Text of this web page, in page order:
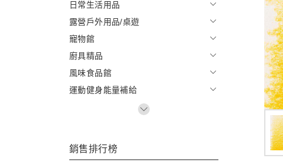
日常生活用品
露營戶外用品/桌遊
寵物館
廚具精品
風味食品館
運動健身能量補給
銷售排行榜